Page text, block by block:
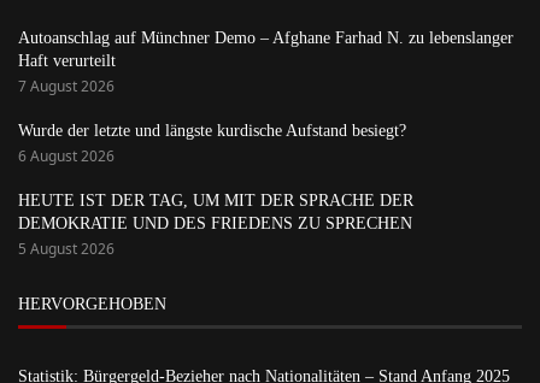
Autoanschlag auf Münchner Demo – Afghane Farhad N. zu lebenslanger
Haft verurteilt
7 August 2026
Wurde der letzte und längste kurdische Aufstand besiegt?
6 August 2026
HEUTE IST DER TAG, UM MIT DER SPRACHE DER
DEMOKRATIE UND DES FRIEDENS ZU SPRECHEN
5 August 2026
HERVORGEHOBEN
Statistik: Bürgergeld-Bezieher nach Nationalitäten – Stand Anfang 2025